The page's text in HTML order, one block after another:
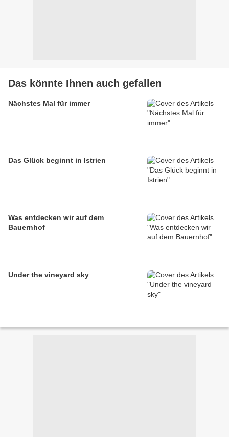
Das könnte Ihnen auch gefallen
Nächstes Mal für immer
Das Glück beginnt in Istrien
Was entdecken wir auf dem
Bauernhof
Under the vineyard sky